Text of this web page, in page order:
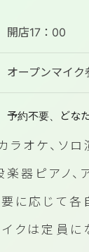
開店17：00
オープンマイ
予約不要、どな
ラオケ、ソ
器ピアノ、
に応じて各
クは定員に